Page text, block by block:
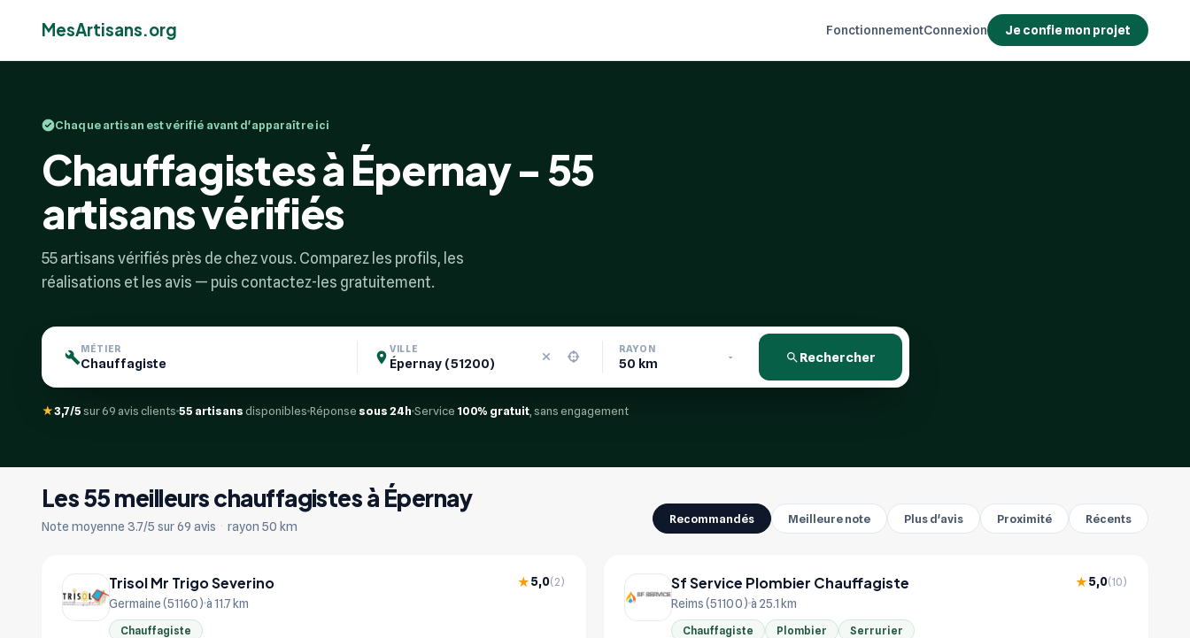
MesArtisans.org FonctionnementConnexion Je confie mon projet
Chaque artisan est vérifié avant d'apparaître ici
Chauffagistes à Épernay - 55
artisans vérifiés
55 artisans vérifiés près de chez vous. Comparez les profils, les
réalisations et les avis — puis contactez-les gratuitement.
MÉTIER VILLE RAYON
Rechercher
★3,7/5sur 69 avis clients 55 artisansdisponibles Réponse sous 24h Service 100% gratuit , sans engagement
Les 55 meilleurs chauffagistes à Épernay
Note moyenne 3.7/5 sur 69 avis · rayon 50 km
Recommandés Meilleure note Plus d'avis Proximité Récents
Trisol Mr Trigo Severino ★5,0(2)
Germaine (51160) à 11.7 km
Chauffagiste
Sf Service Plombier Chauffagiste ★5,0(10)
Reims (51100) à 25.1 km
Chauffagiste Plombier Serrurier